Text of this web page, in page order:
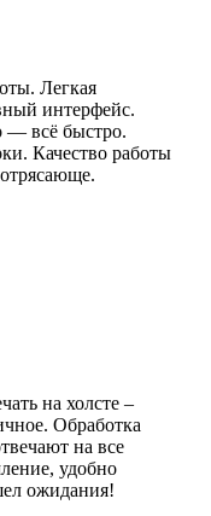
Легкая
интерфейс.
— всё быстро.
Качество работы
на холсте –
Обработка
на все
удобно
ожидания!